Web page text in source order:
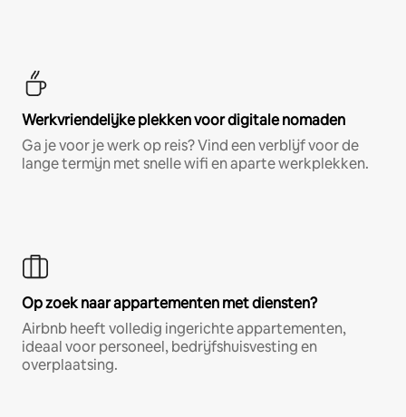
Werkvriendelijke plekken voor digitale nomaden
Ga je voor je werk op reis? Vind een verblijf voor de
lange termijn met snelle wifi en aparte werkplekken.
Op zoek naar appartementen met diensten?
Airbnb heeft volledig ingerichte appartementen,
ideaal voor personeel, bedrijfshuisvesting en
overplaatsing.